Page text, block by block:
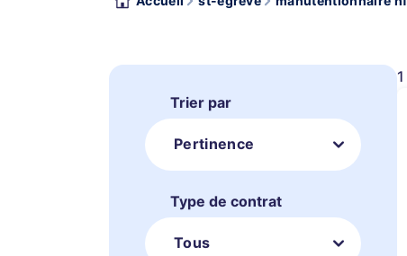
Trier par
Pertinence
Type de contrat
Tous